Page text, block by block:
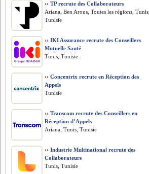
›› TP recrute des Collaborateurs
Ariana, Ben Arous, Toutes les régions, Tunis,
Tunisie
›› IKI Assurance recrute des Conseillers
Mutuelle Santé
Tunis, Tunisie
›› Concentrix recrute en Réception des
Appels
Tunisie
›› Transcom recrute des Conseillers en
Réception d’Appels
Ariana, Tunis, Tunisie
›› Industrie Multinational recrute des
Collaborateurs
Tunis, Tunisie